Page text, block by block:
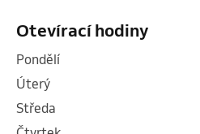
Otevírací hodiny
pondělí
úterý
středa